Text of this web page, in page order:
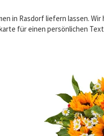
in Rasdorf liefern lassen.
für einen persönlichen